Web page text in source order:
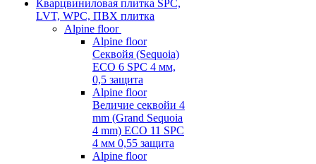
Кварцвиниловая плитка SPC,
LVT, WPC, ПВХ плитка
Alpine floor
Alpine floor
Секвойя (Sequoia)
ECO 6 SPC 4 мм,
0,5 защита
Alpine floor
Величие секвойи 4
mm (Grand Sequoia
4 mm) ECO 11 SPC
4 мм 0,55 защита
Alpine floor